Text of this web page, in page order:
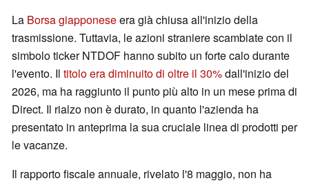
La Borsa giapponeseera già chiusa all'inizio della
trasmissione. Tuttavia, le azioni straniere scambiate con il
simbolo ticker NTDOF hanno subito un forte calo durante
l'evento. Il titolo era diminuito di oltre il 30%dall'inizio del
2026, ma ha raggiunto il punto più alto in un mese prima di
Direct. Il rialzo non è durato, in quanto l'azienda ha
presentato in anteprima la sua cruciale linea di prodotti per
le vacanze.
Il rapporto fiscale annuale, rivelato l'8 maggio, non ha